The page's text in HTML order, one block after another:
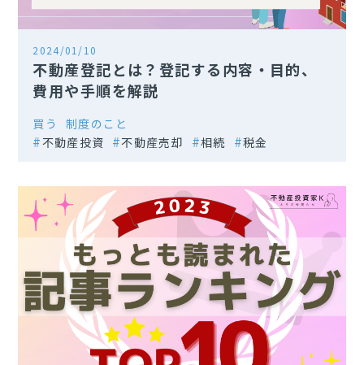
2024/01/10
不動産登記とは？登記する内容・目的、
費用や手順を解説
買う
制度のこと
不動産投資
不動産売却 相続 税金